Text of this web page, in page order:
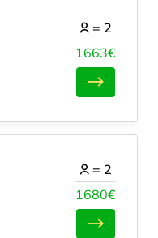
1663€
= 2
1680€
= 2